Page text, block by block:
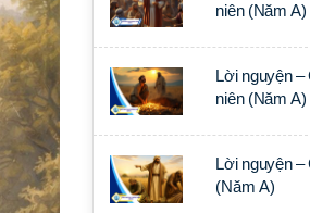
niên (Năm A)
Lời nguyện –
niên (Năm A)
Lời nguyện –
(Năm A)